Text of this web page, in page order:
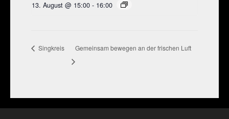
13. August @ 15:00 - 16:00
Singkreis Gemeinsam bewegen an der frischen Luft